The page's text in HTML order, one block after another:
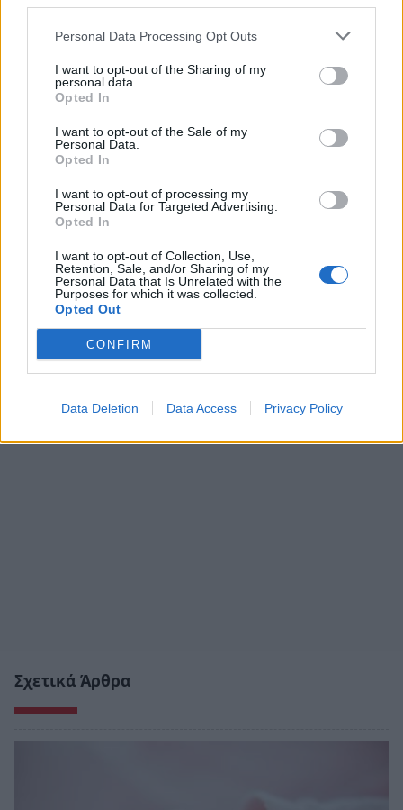
Personal Data Processing Opt Outs
I want to opt-out of the Sharing of my
personal data.
Opted In
I want to opt-out of the Sale of my
Personal Data.
Opted In
I want to opt-out of processing my
Personal Data for Targeted Advertising.
Opted In
I want to opt-out of Collection, Use,
Retention, Sale, and/or Sharing of my
Personal Data that Is Unrelated with the
Purposes for which it was collected.
Opted Out
CONFIRM
Data Deletion Data Access Privacy Policy
TAGS: ΚΟΙΝΩΝΙΑ
Σχετικά Άρθρα